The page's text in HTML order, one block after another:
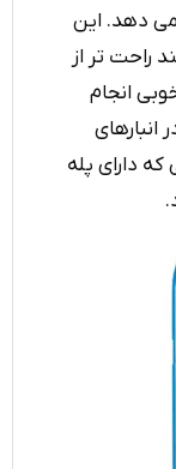
دهد. این
راحت تر از
انجام
انبارهای
دارای پله